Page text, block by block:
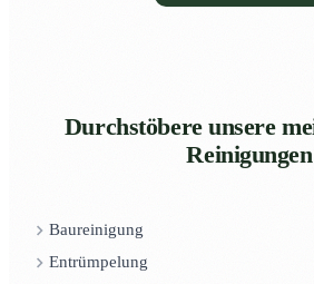
Durchstöbere unsere
Reinigungen
Baureinigung
Entrümpelung